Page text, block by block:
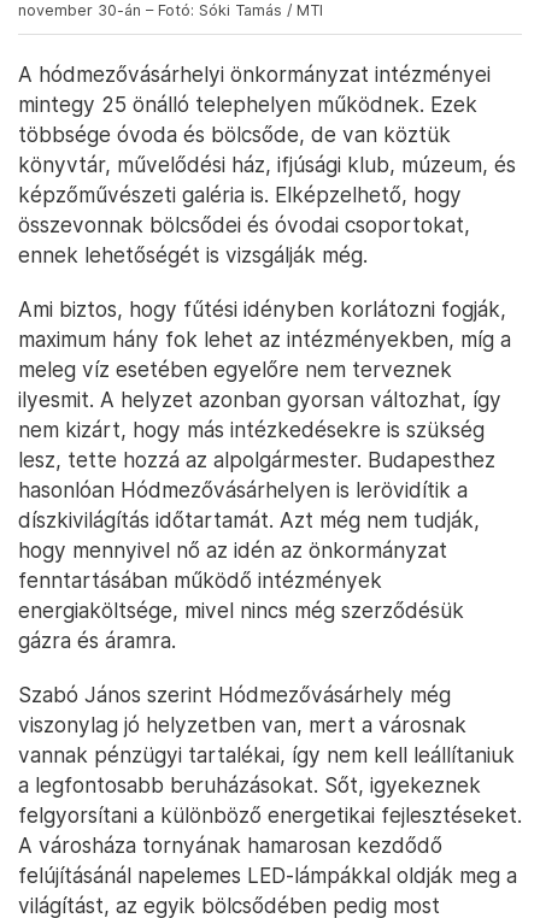
november 30-án – Fotó: Sóki Tamás / MTI
A hódmezővásárhelyi önkormányzat intézményei
mintegy 25 önálló telephelyen működnek. Ezek
többsége óvoda és bölcsőde, de van köztük
könyvtár, művelődési ház, ifjúsági klub, múzeum, és
képzőművészeti galéria is. Elképzelhető, hogy
összevonnak bölcsődei és óvodai csoportokat,
ennek lehetőségét is vizsgálják még.
Ami biztos, hogy fűtési idényben korlátozni fogják,
maximum hány fok lehet az intézményekben, míg a
meleg víz esetében egyelőre nem terveznek
ilyesmit. A helyzet azonban gyorsan változhat, így
nem kizárt, hogy más intézkedésekre is szükség
lesz, tette hozzá az alpolgármester. Budapesthez
hasonlóan Hódmezővásárhelyen is lerövidítik a
díszkivilágítás időtartamát. Azt még nem tudják,
hogy mennyivel nő az idén az önkormányzat
fenntartásában működő intézmények
energiaköltsége, mivel nincs még szerződésük
gázra és áramra.
Szabó János szerint Hódmezővásárhely még
viszonylag jó helyzetben van, mert a városnak
vannak pénzügyi tartalékai, így nem kell leállítaniuk
a legfontosabb beruházásokat. Sőt, igyekeznek
felgyorsítani a különböző energetikai fejlesztéseket.
A városháza tornyának hamarosan kezdődő
felújításánál napelemes LED-lámpákkal oldják meg a
világítást, az egyik bölcsődében pedig most